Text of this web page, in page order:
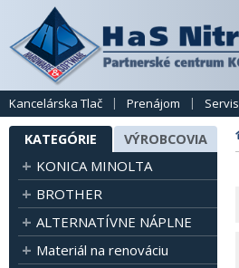
Kancelárska Tlač Prenájom Servis
KATEGÓRIE VÝROBCOVIA
KONICA MINOLTA
BROTHER
ALTERNATÍVNE NÁPLNE
Materiál na renováciu